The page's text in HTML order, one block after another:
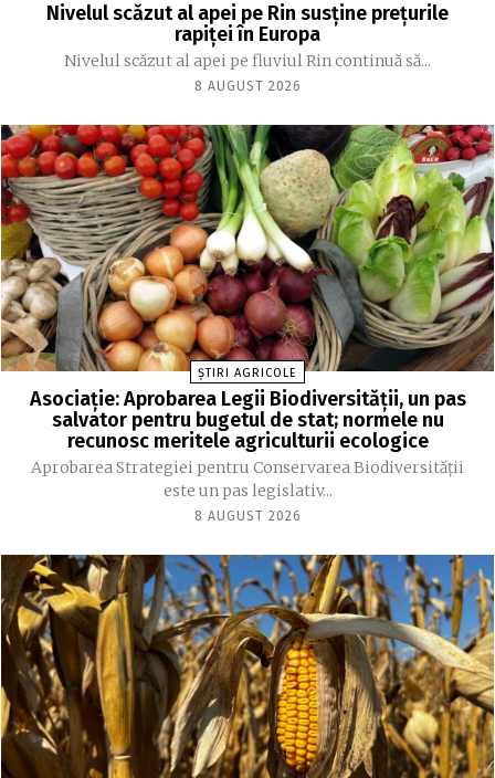
Nivelul scăzut al apei pe Rin susține prețurile
rapiței în Europa
Nivelul scăzut al apei pe fluviul Rin continuă să...
8 AUGUST 2026
ȘTIRI AGRICOLE
Asociație: Aprobarea Legii Biodiversității, un pas
salvator pentru bugetul de stat; normele nu
recunosc meritele agriculturii ecologice
Aprobarea Strategiei pentru Conservarea Biodiversității
este un pas legislativ...
8 AUGUST 2026